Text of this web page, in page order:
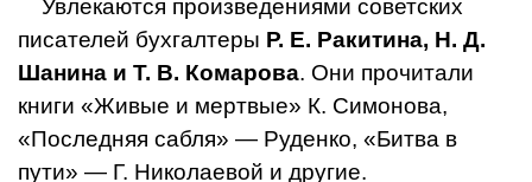
Увлекаются произведениями советских
писателей бухгалтеры Р. Е. Ракитина, Н. Д.
Шанина и Т. В. Комарова. Они прочитали
книги «Живые и мертвые» К. Симонова,
«Последняя сабля» — Руденко, «Битва в
пути» — Г. Николаевой и другие.